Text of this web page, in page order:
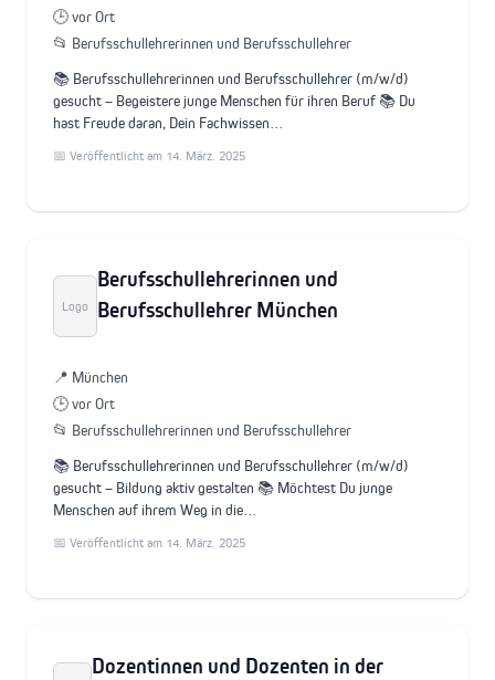
🕒 vor Ort
📂 Berufsschullehrerinnen und Berufsschullehrer
📚 Berufsschullehrerinnen und Berufsschullehrer (m/w/d)
gesucht – Begeistere junge Menschen für ihren Beruf 📚 Du
hast Freude daran, Dein Fachwissen…
📅 Veröffentlicht am 14. März. 2025
Logo
Berufsschullehrerinnen und
Berufsschullehrer München
📍 München
🕒 vor Ort
📂 Berufsschullehrerinnen und Berufsschullehrer
📚 Berufsschullehrerinnen und Berufsschullehrer (m/w/d)
gesucht – Bildung aktiv gestalten 📚 Möchtest Du junge
Menschen auf ihrem Weg in die…
📅 Veröffentlicht am 14. März. 2025
Dozentinnen und Dozenten in der